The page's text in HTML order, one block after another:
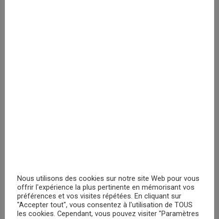
Nous utilisons des cookies sur notre site Web pour vous
offrir l'expérience la plus pertinente en mémorisant vos
préférences et vos visites répétées. En cliquant sur
"Accepter tout", vous consentez à l'utilisation de TOUS
les cookies. Cependant, vous pouvez visiter "Paramètres